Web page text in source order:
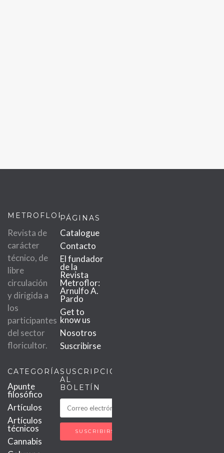
METROFLOR
Revista de
carácter
técnico, de
libre
circulación
y dirigida a
los
participantes
del sector
floricultor.
PÁGINAS
Catalogue
Contacto
El fundador
de la
Revista
Metroflor:
Arnulfo A.
Pardo
Get to
know us
Nosotros
Suscribirse
CATEGORÍAS
Apunte
filosófico
Artículos
Artículos
técnicos
Cannabis
SUSCRIPCIÓN
AL
BOLETÍN